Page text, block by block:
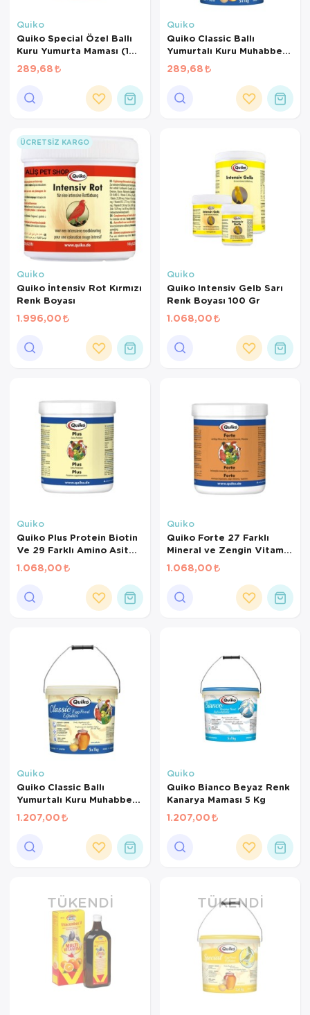
Quiko
Quiko Special Özel Ballı
Kuru Yumurta Maması (1
KG BÖLÜNMÜŞ)
289,68
Quiko
Quiko Classic Ballı
Yumurtalı Kuru Muhabbet
Kuşu Maması (1 KG
BÖLÜNMÜŞ)
289,68
ÜCRETSIZ KARGO
Quiko
Quiko İntensiv Rot Kırmızı
Renk Boyası
1.996,00
Quiko
Quiko Intensiv Gelb Sarı
Renk Boyası 100 Gr
1.068,00
Quiko
Quiko Plus Protein Biotin
Ve 29 Farklı Amino Asit
Karışımı 400 gr
1.068,00
Quiko
Quiko Forte 27 Farklı
Mineral ve Zengin Vitamin
Karışımı 500 gr
1.068,00
Quiko
Quiko Classic Ballı
Yumurtalı Kuru Muhabbet
Kuşu Maması 5 Kg
1.207,00
Quiko
Quiko Bianco Beyaz Renk
Kanarya Maması 5 Kg
1.207,00
TÜKENDI TÜKENDI